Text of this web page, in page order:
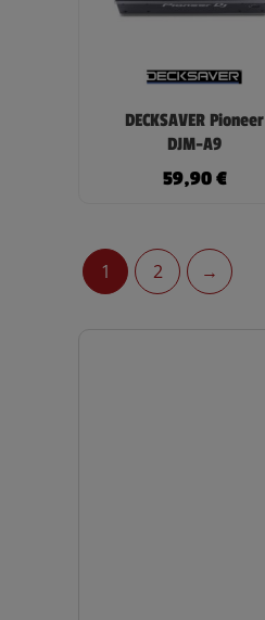
DECKSAVER Pioneer
DJM-A9
59,90€
1 2 →